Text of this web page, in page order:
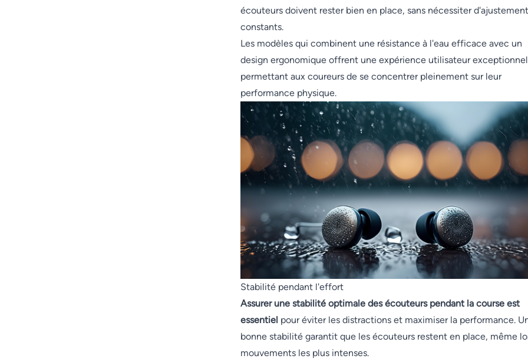
écouteurs doivent rester bien en place, sans nécessiter
constants.
Les modèles qui combinent une résistance à l'eau efficace avec un
design ergonomique offrent une expérience utilisateur
permettant aux coureurs de se concentrer pleinement sur leur
performance physique.
Stabilité pendant l'effort
Assurer une stabilité optimale des écouteurs pendant la course est
essentiel pour éviter les distractions et maximiser la performance.
bonne stabilité garantit que les écouteurs restent en place, même
mouvements les plus intenses.